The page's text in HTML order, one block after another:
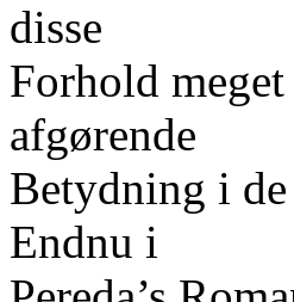
disse
Forhold
afgørende
Betydning i
Endnu i